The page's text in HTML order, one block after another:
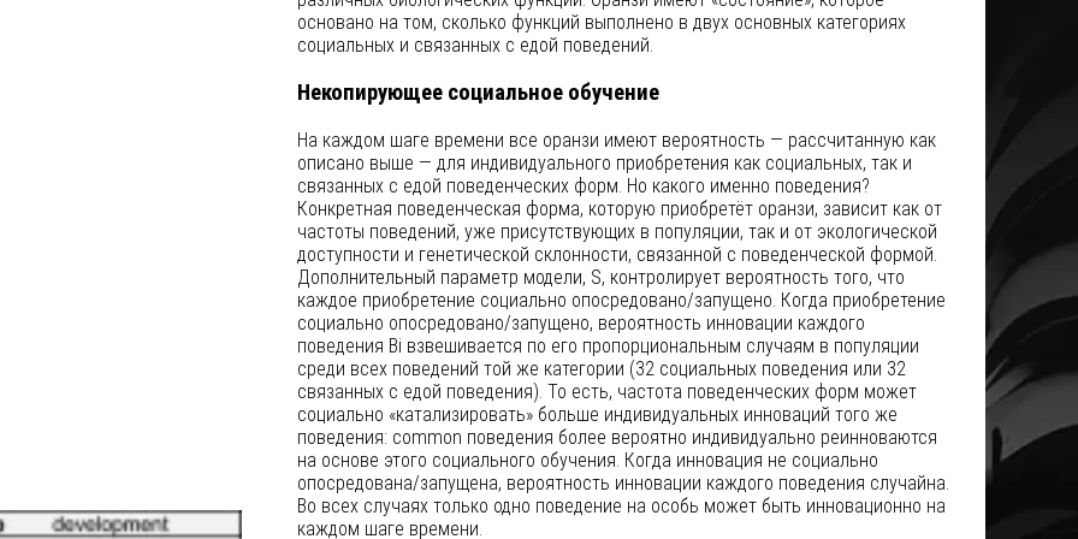
основано на том, сколько функций выполнено в двух основных категориях
социальных и связанных с едой поведений.
Некопирующее социальное обучение
На каждом шаге времени все оранзи имеют вероятность — рассчитанную как
описано выше — для индивидуального приобретения как социальных, так и
связанных с едой поведенческих форм. Но какого именно поведения?
Конкретная поведенческая форма, которую приобретёт оранзи, зависит как от
частоты поведений, уже присутствующих в популяции, так и от экологической
доступности и генетической склонности, связанной с поведенческой формой.
Дополнительный параметр модели, S, контролирует вероятность того, что
каждое приобретение социально опосредовано/запущено. Когда приобретение
социально опосредовано/запущено, вероятность инновации каждого
поведения Bi взвешивается по его пропорциональным случаям в популяции
среди всех поведений той же категории (32 социальных поведения или 32
связанных с едой поведения). То есть, частота поведенческих форм может
социально «катализировать» больше индивидуальных инноваций того же
поведения: common поведения более вероятно индивидуально реинноваются
на основе этого социального обучения. Когда инновация не социально
опосредована/запущена, вероятность инновации каждого поведения случайна.
Во всех случаях только одно поведение на особь может быть инновационно на
каждом шаге времени.